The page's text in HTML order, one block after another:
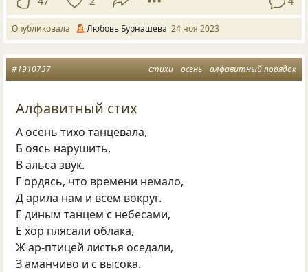
Опубликовала Любовь Бурнашева 24 ноя 2023
стихи осень алфавитный порядок
#1910737
Алфавитный стих
А осень тихо танцевала,
Б оясь нарушить,
В альса звук.
Г ордясь, что времени немало,
Д арила нам и всем вокруг.
Е диным танцем с небесами,
Ё хор плясали облака,
Ж ар-птицей листья оседали,
З аманчиво и с высока.